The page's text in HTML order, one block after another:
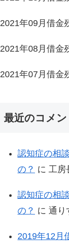
2021年09月借金
2021年08月借金
2021年07月借金
最近のコメン
認知症の相
の？ に 工房
認知症の相
の？ に 通り
2019年12月